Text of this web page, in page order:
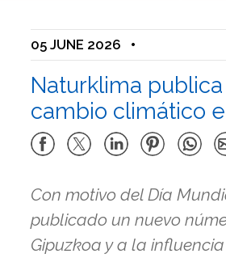
05 JUNE 2026 •
Naturklima
cambio climático
Con motivo del Día
publicado un nuevo
Gipuzkoa y a la